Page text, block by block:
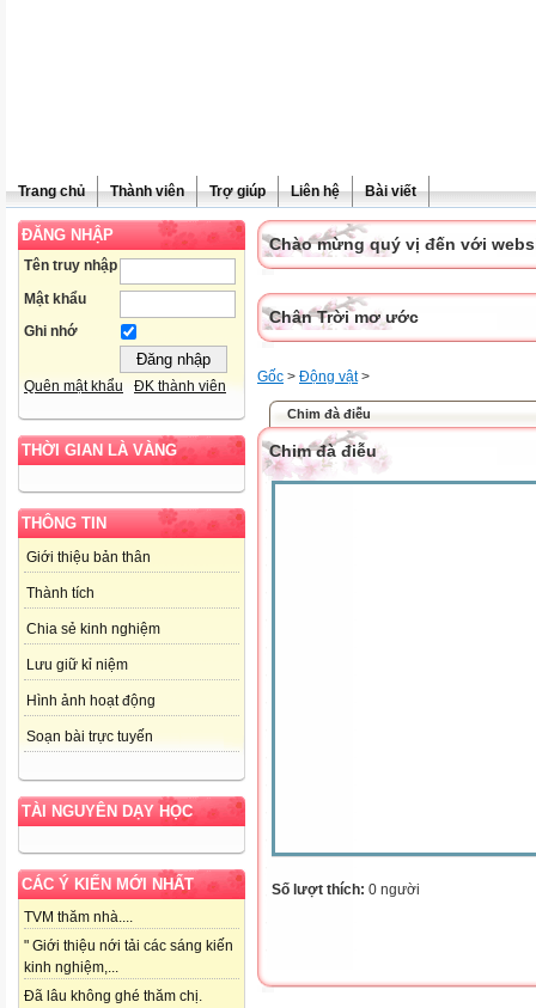
Trang chủ Thành viên Trợ giúp Liên hệ Bài viết
ĐĂNG NHẬP
Tên truy nhập
Mật khẩu
Ghi nhớ
Quên mật khẩu ĐK thành viên
THỜI GIAN LÀ VÀNG
THÔNG TIN
Giới thiệu bản thân
Thành tích
Chia sẻ kinh nghiệm
Lưu giữ kỉ niệm
Hình ảnh hoạt động
Soạn bài trực tuyến
TÀI NGUYÊN DẠY HỌC
CÁC Ý KIẾN MỚI NHẤT
TVM thăm nhà....
" Giới thiệu nới tải các sáng kiến
kinh nghiệm,...
Đã lâu không ghé thăm chị.
Chào mừng quý vị đến với
Chân Trời mơ ước
Gốc > Động vật>
Chim đà điễu
Chim đà điễu
Số lượt thích: 0 người